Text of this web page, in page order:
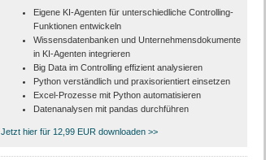
Eigene KI-Agenten für unterschiedliche Controlling-
Funktionen entwickeln
Wissensdatenbanken und Unternehmensdokumente
in KI-Agenten integrieren
Big Data im Controlling effizient analysieren
Python verständlich und praxisorientiert einsetzen
Excel-Prozesse mit Python automatisieren
Datenanalysen mit pandas durchführen
Jetzt hier für 12,99 EUR downloaden >>